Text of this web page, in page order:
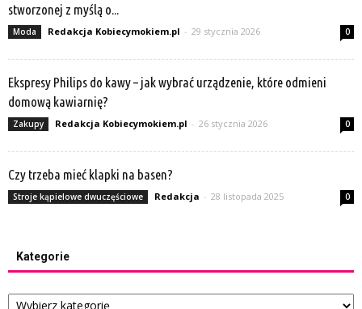
stworzonej z myślą o...
Moda Redakcja Kobiecymokiem.pl - 29 stycznia 2026 0
Ekspresy Philips do kawy – jak wybrać urządzenie, które odmieni
domową kawiarnię?
Zakupy Redakcja Kobiecymokiem.pl - 26 stycznia 2026 0
Czy trzeba mieć klapki na basen?
Stroje kąpielowe dwuczęściowe Redakcja - 28 listopada 2025 0
Kategorie
Kategorie